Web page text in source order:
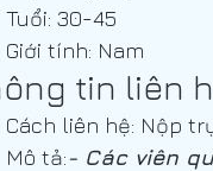
Tuổi: 30-45
Giới tính: Nam
tin liên
Cách liên hệ: Nộp
Mô tả:- Các viên